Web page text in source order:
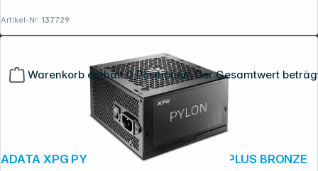
Warenkorb enthält 0 Positionen. Der Gesamtwert
Artikel-Nr.:137729
ADATA XPG PYLON NETZTEIL 550W 80 PLUS BRONZE